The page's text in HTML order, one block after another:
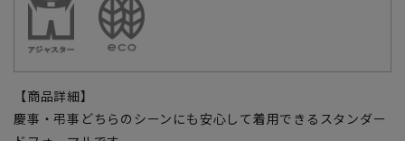
【商品詳細】
慶事・弔事どちらのシーンにも安心して着用できるスタンダー